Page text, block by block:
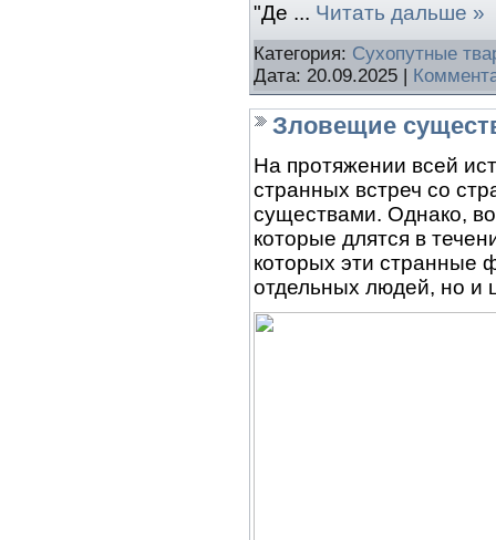
"Де ... Читать дальше »
Категория: Сухопутные
Дата: 20.09.2025 |
Зловещие
На протяжении всей
странных встреч со
существами. Однако,
которые длятся в
которых эти странные
отдельных людей, но и